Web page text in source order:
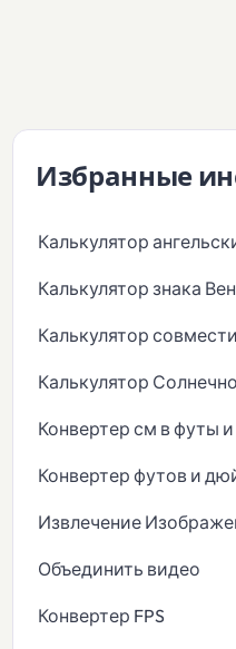
Избранные
Калькулятор
Калькулятор знака
Калькулятор
Калькулятор
Конвертер см в футы
Конвертер футов и
Извлечение
Объединить видео
Конвертер FPS